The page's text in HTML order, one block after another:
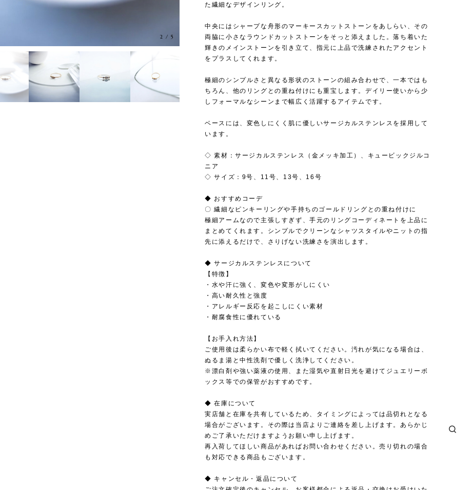
3 /5
た繊細なデザインリング。
中央にはシャープな舟形のマーキースカットストーンをあしらい、その
両脇に小さなラウンドカットストーンをそっと添えました。落ち着いた
輝きのメインストーンを引き立て、指元に上品で洗練されたアクセント
をプラスしてくれます。
極細のシンプルさと異なる形状のストーンの組み合わせで、一本ではも
ちろん、他のリングとの重ね付けにも重宝します。デイリー使いから少
しフォーマルなシーンまで幅広く活躍するアイテムです。
ベースには、変色しにくく肌に優しいサージカルステンレスを採用して
います。
◇ 素材：サージカルステンレス（金メッキ加工）、キュービックジルコ
ニア
◇ サイズ：9号、11号、13号、16号
◆ おすすめコーデ
〇 繊細なピンキーリングや手持ちのゴールドリングとの重ね付けに
極細アームなので主張しすぎず、手元のリングコーディネートを上品に
まとめてくれます。シンプルでクリーンなシャツスタイルやニットの指
先に添えるだけで、さりげない洗練さを演出します。
◆ サージカルステンレスについて
【特徴】
・水や汗に強く、変色や変形がしにくい
・高い耐久性と強度
・アレルギー反応を起こしにくい素材
・耐腐食性に優れている
【お手入れ方法】
ご使用後は柔らかい布で軽く拭いてください。汚れが気になる場合は、
ぬるま湯と中性洗剤で優しく洗浄してください。
※漂白剤や強い薬液の使用、また湿気や直射日光を避けてジュエリーボ
ックス等での保管がおすすめです。
◆ 在庫について
実店舗と在庫を共有しているため、タイミングによっては品切れとなる
場合がございます。その際は当店よりご連絡を差し上げます。あらかじ
めご了承いただけますようお願い申し上げます。
再入荷してほしい商品があればお問い合わせください。売り切れの場合
も対応できる商品もございます。
◆ キャンセル・返品について